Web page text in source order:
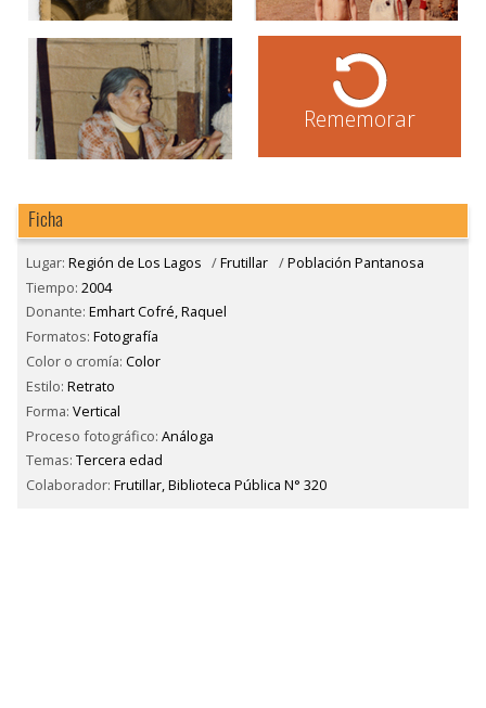
Rememorar
Ficha
Lugar: Región de Los Lagos /Frutillar /Población Pantanosa
Tiempo: 2004
Donante: Emhart Cofré, Raquel
Formatos: Fotografía
Color o cromía: Color
Estilo: Retrato
Forma: Vertical
Proceso fotográfico: Análoga
Temas: Tercera edad
Colaborador: Frutillar, Biblioteca Pública N° 320